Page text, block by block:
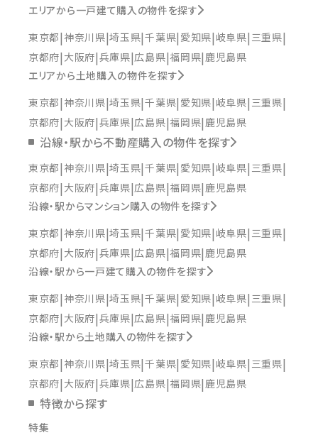
エリアから一戸建て購入の物件を探す
東京都 神奈川県 埼玉県 千葉県 愛知県 岐阜県 三重県
京都府 大阪府 兵庫県 広島県 福岡県 鹿児島県
エリアから土地購入の物件を探す
東京都 神奈川県 埼玉県 千葉県 愛知県 岐阜県 三重県
京都府 大阪府 兵庫県 広島県 福岡県 鹿児島県
沿線・駅から不動産購入の物件を探す
東京都 神奈川県 埼玉県 千葉県 愛知県 岐阜県 三重県
京都府 大阪府 兵庫県 広島県 福岡県 鹿児島県
沿線・駅からマンション購入の物件を探す
東京都 神奈川県 埼玉県 千葉県 愛知県 岐阜県 三重県
京都府 大阪府 兵庫県 広島県 福岡県 鹿児島県
沿線・駅から一戸建て購入の物件を探す
東京都 神奈川県 埼玉県 千葉県 愛知県 岐阜県 三重県
京都府 大阪府 兵庫県 広島県 福岡県 鹿児島県
沿線・駅から土地購入の物件を探す
東京都 神奈川県 埼玉県 千葉県 愛知県 岐阜県 三重県
京都府 大阪府 兵庫県 広島県 福岡県 鹿児島県
特徴から探す
特集